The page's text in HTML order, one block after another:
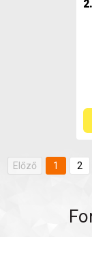
Előző 1 2